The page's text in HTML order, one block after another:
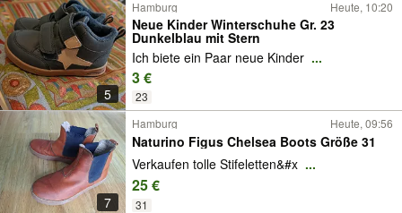
5
Hamburg Heute, 10:20
Neue Kinder Winterschuhe Gr. 23
Dunkelblau mit Stern
Ich biete ein Paar neue Kinder ...
3 €
23
7
Hamburg Heute, 09:56
Naturino Figus Chelsea Boots Größe 31
Verkaufen tolle Stifeletten&#x ...
25 €
31